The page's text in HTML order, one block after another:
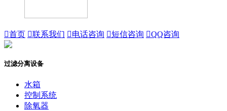
首页 联系我们 电话咨询 短信咨询 QQ咨询
过滤分离设备
水箱
控制系统
除氧器